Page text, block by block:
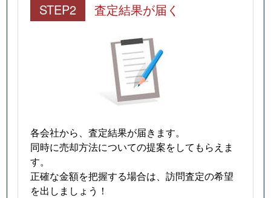
STEP2 査定結果が届く
各会社から、査定結果が届きます。
同時に売却方法についての提案をしてもらえま
す。
正確な金額を把握する場合は、訪問査定の希望
を出しましょう！